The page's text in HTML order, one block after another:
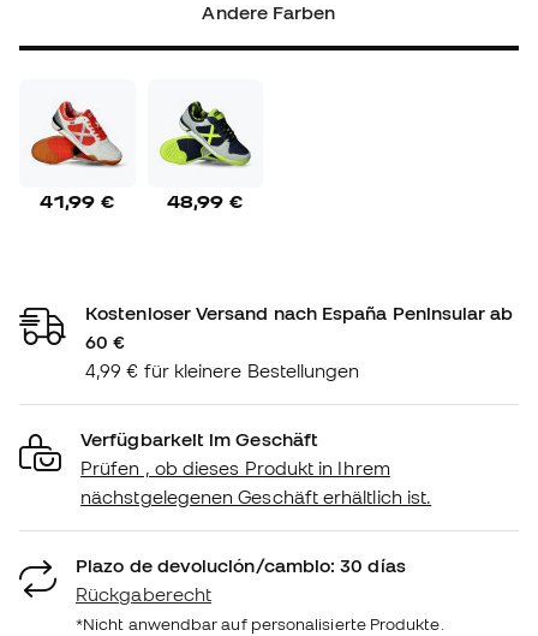
Andere Farben
41,99 € 48,99 €
Kostenloser Versand nach España Peninsular ab
60 €
4,99 € für kleinere Bestellungen
Verfügbarkeit im Geschäft
Prüfen , ob dieses Produkt in Ihrem
nächstgelegenen Geschäft erhältlich ist.
Plazo de devolución/cambio: 30 días
Rückgaberecht
*Nicht anwendbar auf personalisierte Produkte.